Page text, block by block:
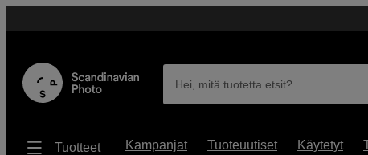
Hei, mitä tuotetta etsit?
Tuotteet Kampanjat Tuoteuutiset Käytetyt